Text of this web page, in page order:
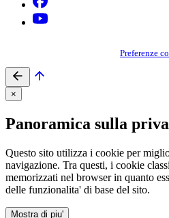
Preferenze
×
Panoramica sulla
Questo sito utilizza i cookie per
navigazione. Tra questi, i cookie
memorizzati nel browser in quanto
delle funzionalita' di base del sito.
Mostra di piu'